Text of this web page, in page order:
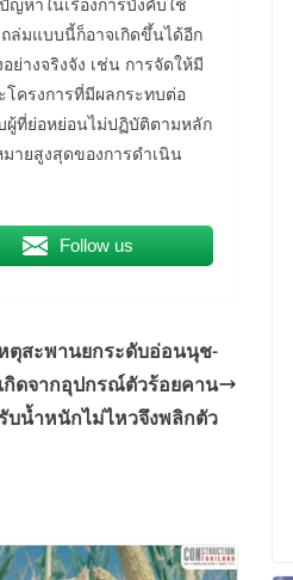
ล่มแบบนี้ก็อาจเกิดขึ้นได้อีก
างจริงจัง เช่น การจัดให้มี
โครงการที่มีผลกระทบต่อ
ผู้ที่ย่อหย่อนไม่ปฏิบัติตามหลัก
ายสูงสุดของการดำเนิน
Follow us
ตุสะพานยกระดับอ่อนนุช-
กิดจากอุปกรณ์ตัวร้อยคาน
บน้ำหนักไม่ไหวจึงพลิกตัว